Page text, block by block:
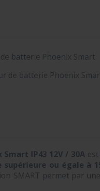
batterie Phoenix Smart
de batterie Phoenix
Smart IP43 12V / 30A
ou égale à
SMART permet par une